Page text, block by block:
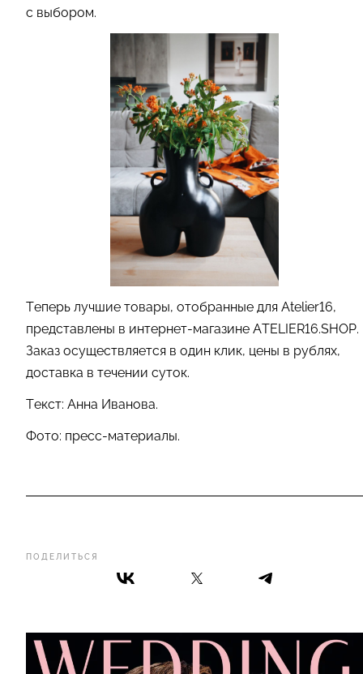
ПОДЕЛИТЬСЯ
с выбором.
Теперь лучшие товары, отобранные для Atelier16,
представлены в интернет-магазине ATELIER16.SHOP.
Заказ осуществляется в один клик, цены в рублях,
доставка в течении суток.
Текст: Анна Иванова.
Фото: пресс-материалы.